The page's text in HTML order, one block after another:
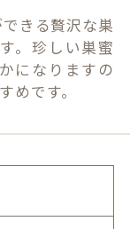
きる贅沢な巣
。珍しい巣蜜
になりますの
めです。